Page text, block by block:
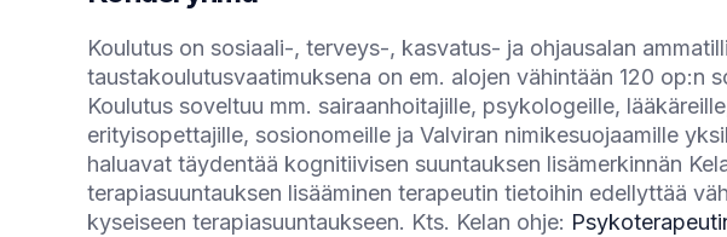
Koulutus on sosiaali-, terveys-, kasvatus- ja ohjausalan
taustakoulutusvaatimuksena on em. alojen vähintään 120 op:n
Koulutus soveltuu mm. sairaanhoitajille, psykologeille,
erityisopettajille, sosionomeille ja Valviran nimikesuojaamille
haluavat täydentää kognitiivisen suuntauksen lisämerkinnän
terapiasuuntauksen lisääminen terapeutin tietoihin edellyttää
kyseiseen terapiasuuntaukseen. Kts. Kelan ohje: